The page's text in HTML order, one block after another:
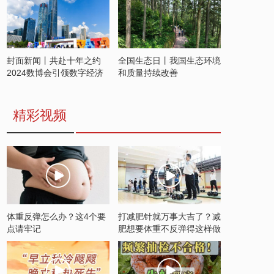
封面新闻丨共赴十年之约
2024数博会引领数字经济
全国生态日丨我国生态环境
和质量持续改善
精彩视频
体重反弹怎么办？这4个要
点请牢记
打减肥针就万事大吉了？减
肥想要体重不反弹得这样做